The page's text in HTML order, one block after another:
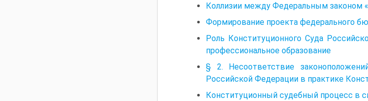
Коллизии между Федеральным законом
Формирование проекта федерального
Роль Конституционного Суда
профессиональное образование
§ 2. Несоответствие
Российской Федерации в практике
Конституционный судебный процесс в